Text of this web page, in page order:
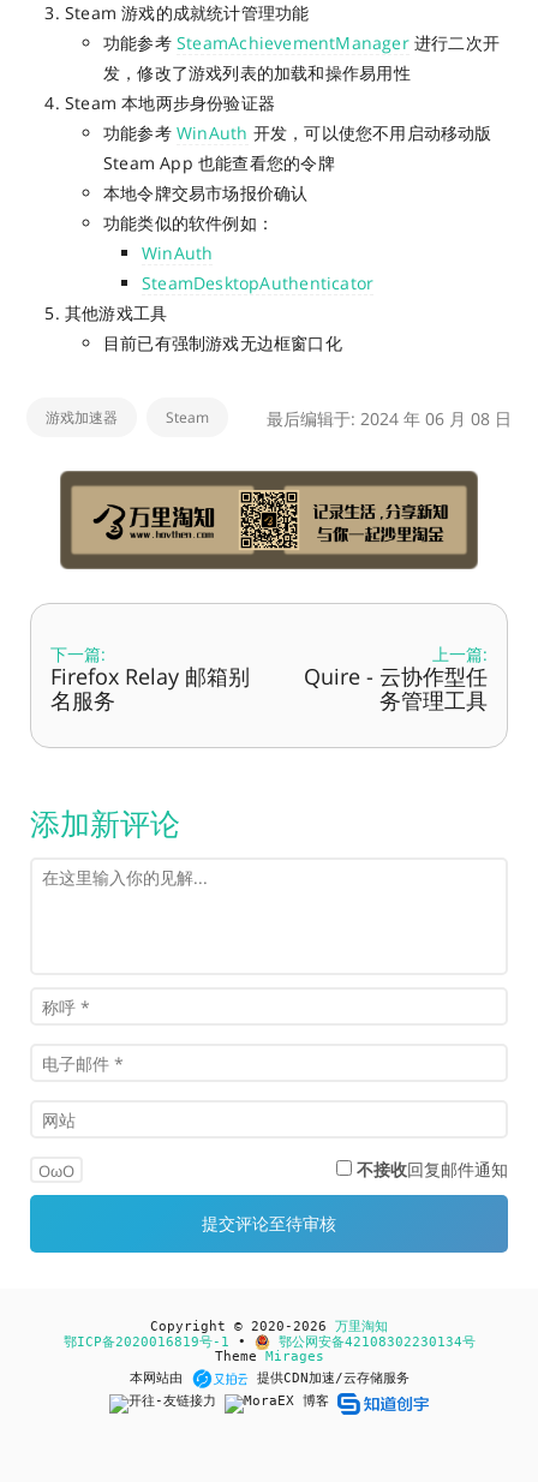
Steam 游戏的成就统计管理功能
功能参考SteamAchievementManager进行二次开
发，修改了游戏列表的加载和操作易用性
Steam 本地两步身份验证器
功能参考WinAuth 开发，可以使您不用启动移动版
Steam App 也能查看您的令牌
本地令牌交易市场报价确认
功能类似的软件例如：
WinAuth
SteamDesktopAuthenticator
其他游戏工具
目前已有强制游戏无边框窗口化
游戏加速器 Steam 最后编辑于: 2024 年 06 月 08 日
下一篇:
Firefox Relay 邮箱别
名服务
上一篇:
Quire - 云协作型任
务管理工具
添加新评论
OωO 不接收回复邮件通知
Copyright © 2020-2026 万里淘知
鄂ICP备2020016819号-1 •
鄂公网安备42108302230134号
Theme Mirages
本网站由
提供CDN加速/云存储服务